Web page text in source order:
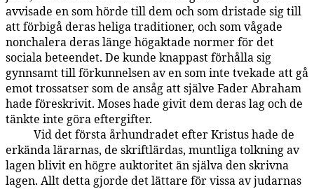
avvisade en som hörde till dem och som dristade sig till
att förbigå deras heliga traditioner, och som vågade
nonchalera deras länge högaktade normer för det
sociala beteendet. De kunde knappast förhålla sig
gynnsamt till förkunnelsen av en som inte tvekade att gå
emot trossatser som de ansåg att själve Fader Abraham
hade föreskrivit. Moses hade givit dem deras lag och de
tänkte inte göra eftergifter.
Vid det första århundradet efter Kristus hade de
erkända lärarnas, de skriftlärdas, muntliga tolkning av
lagen blivit en högre auktoritet än själva den skrivna
lagen. Allt detta gjorde det lättare för vissa av judarnas